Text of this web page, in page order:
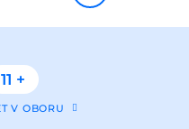
11 +
V OBORU